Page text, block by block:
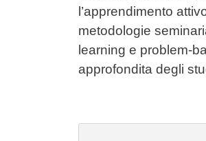
l’apprendimento
metodologie
learning e problem-
approfondita degli